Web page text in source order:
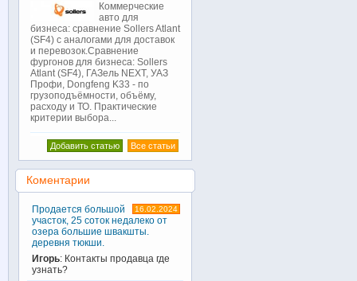
Коммерческие
авто для
бизнеса: сравнение Sollers Atlant
(SF4) с аналогами для доставок
и перевозок.Сравнение
фургонов для бизнеса: Sollers
Atlant (SF4), ГАЗель NEXT, УАЗ
Профи, Dongfeng K33 - по
грузоподъёмности, объёму,
расходу и ТО. Практические
критерии выбора...
Все статьи
Добавить статью
Коментарии
16.02.2024
Продается большой
участок, 25 соток недалеко от
озера большие швакшты.
деревня тюкши.
Игорь: Контакты продавца где
узнать?